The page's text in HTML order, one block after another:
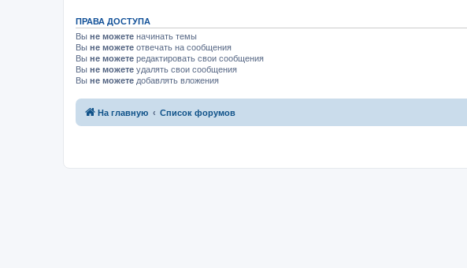
ПРАВА ДОСТУПА
Вы не можете начинать темы
Вы не можете отвечать на сообщения
Вы не можете редактировать свои сообщения
Вы не можете удалять свои сообщения
Вы не можете добавлять вложения
На главную Список форумов